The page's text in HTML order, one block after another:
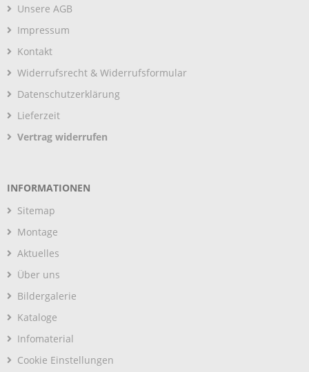
Unsere AGB
Impressum
Kontakt
Widerrufsrecht & Widerrufsformular
Datenschutzerklärung
Lieferzeit
Vertrag widerrufen
INFORMATIONEN
Sitemap
Montage
Aktuelles
Über uns
Bildergalerie
Kataloge
Infomaterial
Cookie Einstellungen